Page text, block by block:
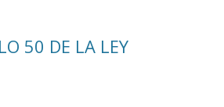
50 DE LA LEY